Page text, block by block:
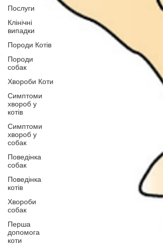
Послуги
Клінічні
випадки
Породи Котів
Породи
собак
Хвороби Коти
Симптоми
хвороб у
котів
Симптоми
хвороб у
собак
Поведінка
собак
Поведінка
котів
Хвороби
собак
Перша
допомога
коти